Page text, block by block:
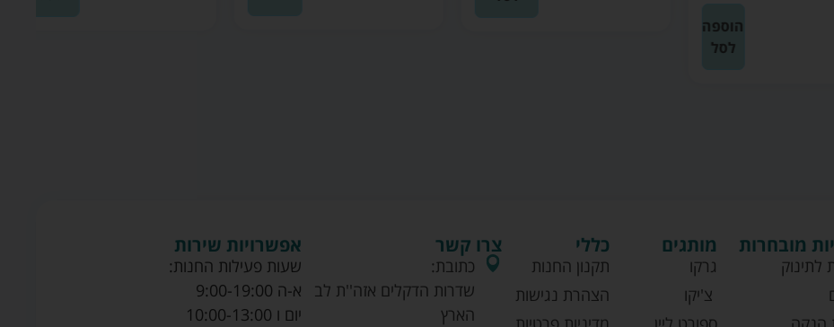
הוספה
מובחרות
לתינוק
מותגים
גרקו
צ'יקו
כללי
תקנון החנות
הצהרת נגישות
צרו קשר
כתובת:
שדרות הדקלים אזה''ת לב
הארץ
אפשרויות שירות
שעות פעילות החנות:
א-ה 9:00-19:00
יום ו 10:00-13:00